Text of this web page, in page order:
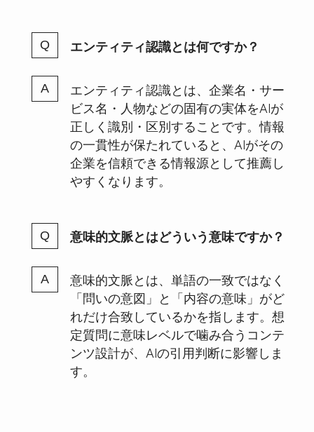
エンティティ認識とは何ですか？
エンティティ認識とは、企業名・サー
ビス名・人物などの固有の実体をAIが
正しく識別・区別することです。情報
の一貫性が保たれていると、AIがその
企業を信頼できる情報源として推薦し
やすくなります。
意味的文脈とはどういう意味ですか？
意味的文脈とは、単語の一致ではなく
「問いの意図」と「内容の意味」がど
れだけ合致しているかを指します。想
定質問に意味レベルで噛み合うコンテ
ンツ設計が、AIの引用判断に影響しま
す。